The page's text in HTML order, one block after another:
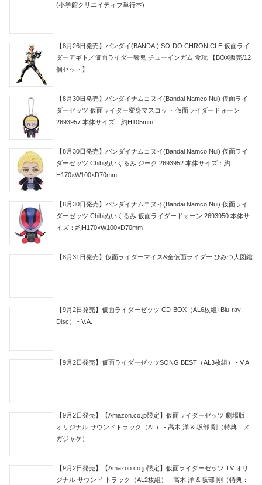
(小学館クリエイティブ単行本)
【8月26日発売】バンダイ(BANDAI) SO-DO CHRONICLE 仮面ライ
ダーアギト／仮面ライダー響鬼 チューインガム 食玩 【BOX販売/12
個セット】
【8月30日発売】バンダイナムコヌイ(Bandai Namco Nui) 仮面ライ
ダーゼッツ 仮面ライダー変身マスコット 仮面ライダードォーン
2693957 本体サイズ：約H105mm
【8月30日発売】バンダイナムコヌイ(Bandai Namco Nui) 仮面ライ
ダーゼッツ Chibiぬいぐるみ ジーク 2693952 本体サイズ：約
H170×W100×D70mm
【8月30日発売】バンダイナムコヌイ(Bandai Namco Nui) 仮面ライ
ダーゼッツ Chibiぬいぐるみ 仮面ライダードォーン 2693950 本体サ
イズ：約H170×W100×D70mm
【8月31日発売】仮面ライダーマイス&全仮面ライダー ひみつ大図鑑
【9月2日発売】仮面ライダーゼッツ CD-BOX（AL6枚組+Blu-ray
Disc） - V.A.
【9月2日発売】仮面ライダーゼッツSONG BEST（AL3枚組） - V.A.
【9月2日発売】【Amazon.co.jp限定】仮面ライダーゼッツ 劇場版
オリジナル サウンドトラック（AL） - 高木 洋 & 坂部 剛（特典：メ
ガジャケ）
【9月2日発売】【Amazon.co.jp限定】仮面ライダーゼッツ TV オリ
ジナル サウンド トラック（AL2枚組） - 高木 洋 & 坂部 剛（特典：